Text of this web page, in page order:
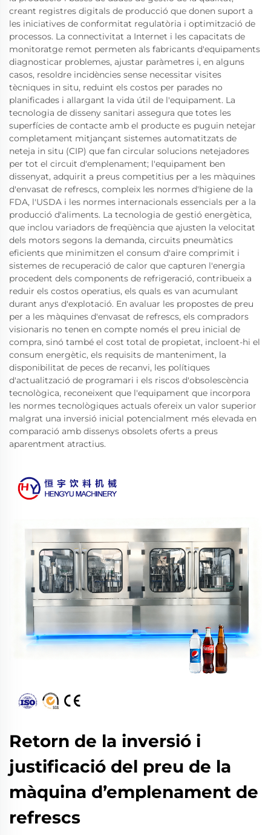
creant registres digitals de producció que donen suport a
les iniciatives de conformitat regulatòria i optimització de
processos. La connectivitat a Internet i les capacitats de
monitoratge remot permeten als fabricants d'equipaments
diagnosticar problemes, ajustar paràmetres i, en alguns
casos, resoldre incidències sense necessitar visites
tècniques in situ, reduint els costos per parades no
planificades i allargant la vida útil de l'equipament. La
tecnologia de disseny sanitari assegura que totes les
superfícies de contacte amb el producte es puguin netejar
completament mitjançant sistemes automatitzats de
neteja in situ (CIP) que fan circular solucions netejadores
per tot el circuit d'emplenament; l'equipament ben
dissenyat, adquirit a preus competitius per a les màquines
d'envasat de refrescs, compleix les normes d'higiene de la
FDA, l'USDA i les normes internacionals essencials per a la
producció d'aliments. La tecnologia de gestió energètica,
que inclou variadors de freqüència que ajusten la velocitat
dels motors segons la demanda, circuits pneumàtics
eficients que minimitzen el consum d'aire comprimit i
sistemes de recuperació de calor que capturen l'energia
procedent dels components de refrigeració, contribueix a
reduir els costos operatius, els quals es van acumulant
durant anys d'explotació. En avaluar les propostes de preu
per a les màquines d'envasat de refrescs, els compradors
visionaris no tenen en compte només el preu inicial de
compra, sinó també el cost total de propietat, incloent-hi el
consum energètic, els requisits de manteniment, la
disponibilitat de peces de recanvi, les polítiques
d'actualització de programari i els riscos d'obsolescència
tecnològica, reconeixent que l'equipament que incorpora
les normes tecnològiques actuals ofereix un valor superior
malgrat una inversió inicial potencialment més elevada en
comparació amb dissenys obsolets oferts a preus
aparentment atractius.
Retorn de la inversió i
justificació del preu de la
màquina d’emplenament de
refrescs